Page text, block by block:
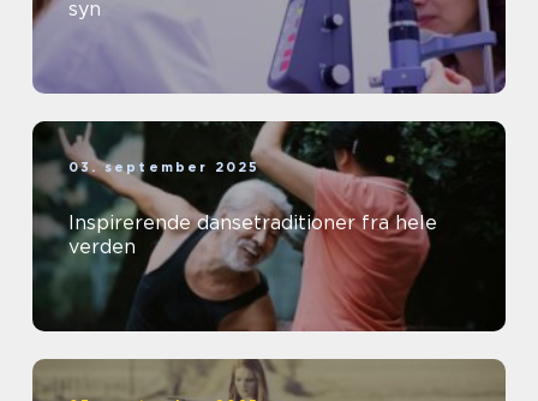
syn
03. september 2025
Inspirerende dansetraditioner fra hele
verden